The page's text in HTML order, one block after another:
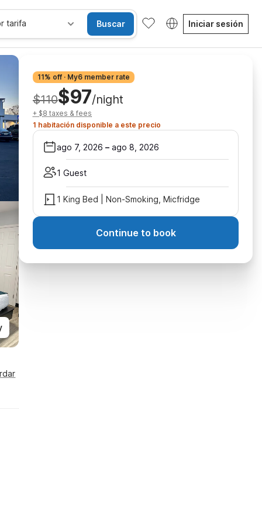
tarifa Buscar Iniciar sesión
11% off · My6 member rate
$110$97/night
+ $8 taxes & fees
1 habitación disponible a este precio
ago 7, 2026 – ago 8, 2026
1 Guest
1 King Bed | Non-Smoking, Micfridge
Continue to book